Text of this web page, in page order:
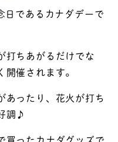
日であるカナダデーで
打ちあがるだけでな
催されます。
あったり、花火が打ち
調♪